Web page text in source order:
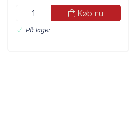
Køb nu
På lager